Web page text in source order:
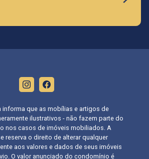
informa que as mobílias e artigos de
ilustrativos - não fazem parte do
nos casos de imóveis mobiliados. A
reserva o direito de alterar qualquer
aos valores e dados de seus imóveis
O valor anunciado do condomínio é